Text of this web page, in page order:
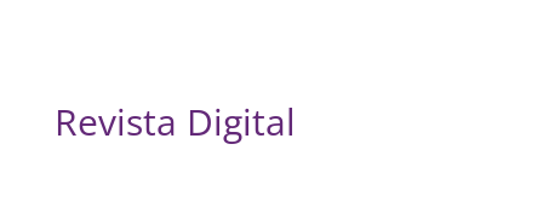
Revista Digital